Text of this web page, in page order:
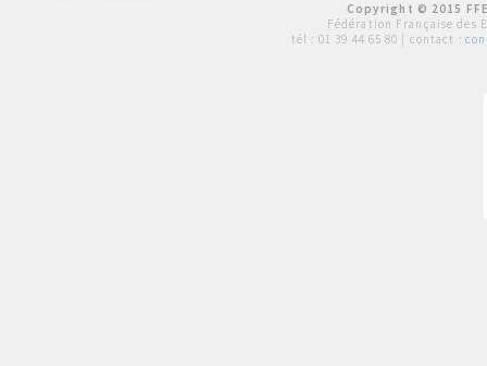
Copyright © 2015
Fédération Française des
tél : 01 39 44 65 80 | contact :